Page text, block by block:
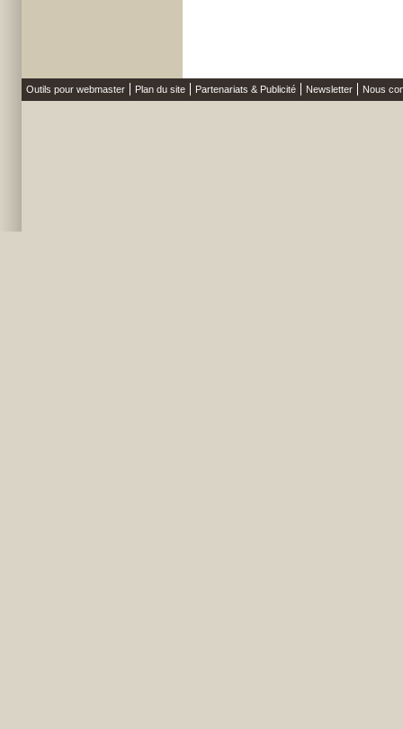
Outils pour webmaster Plan du site Partenariats & Publicité Newsletter Nous